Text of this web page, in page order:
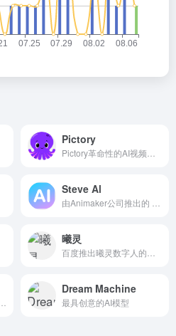
Pictory
Steve Al
曦灵
Dream Machine
最具创意的AI模型